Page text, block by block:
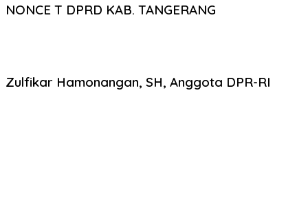
NONCE T DPRD KAB. TANGERANG
Zulfikar Hamonangan, SH, Anggota DPR-RI